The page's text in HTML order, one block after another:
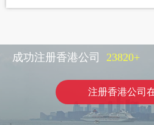
成功注册香港公司 23820+
注册香港公司